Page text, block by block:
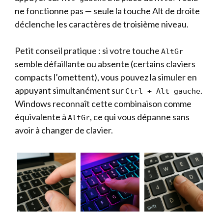
ne fonctionne pas — seule la touche Alt de droite
déclenche les caractères de troisième niveau.
Petit conseil pratique : si votre touche AltGr
semble défaillante ou absente (certains claviers
compacts l’omettent), vous pouvez la simuler en
appuyant simultanément sur Ctrl + Alt gauche.
Windows reconnaît cette combinaison comme
équivalente à AltGr, ce qui vous dépanne sans
avoir à changer de clavier.